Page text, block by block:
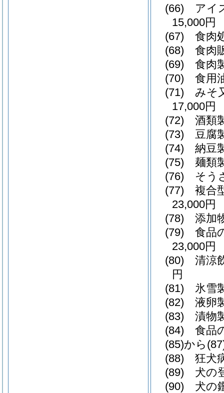
(66)
アイ
15,000円
(67)
食肉
(68)
食肉
(69)
食肉
(70)
食用
(71)
みそ
17,000円
(72)
酒類
(73)
豆腐
(74)
納豆
(75)
麺類
(76)
そう
(77)
複合
23,000円
(78)
添加
(79)
食品
23,000円
(80)
清涼
円
(81)
氷雪
(82)
液卵
(83)
漬物
(84)
食品
(85)から
(88)
狂犬
(89)
犬の
(90)
犬の